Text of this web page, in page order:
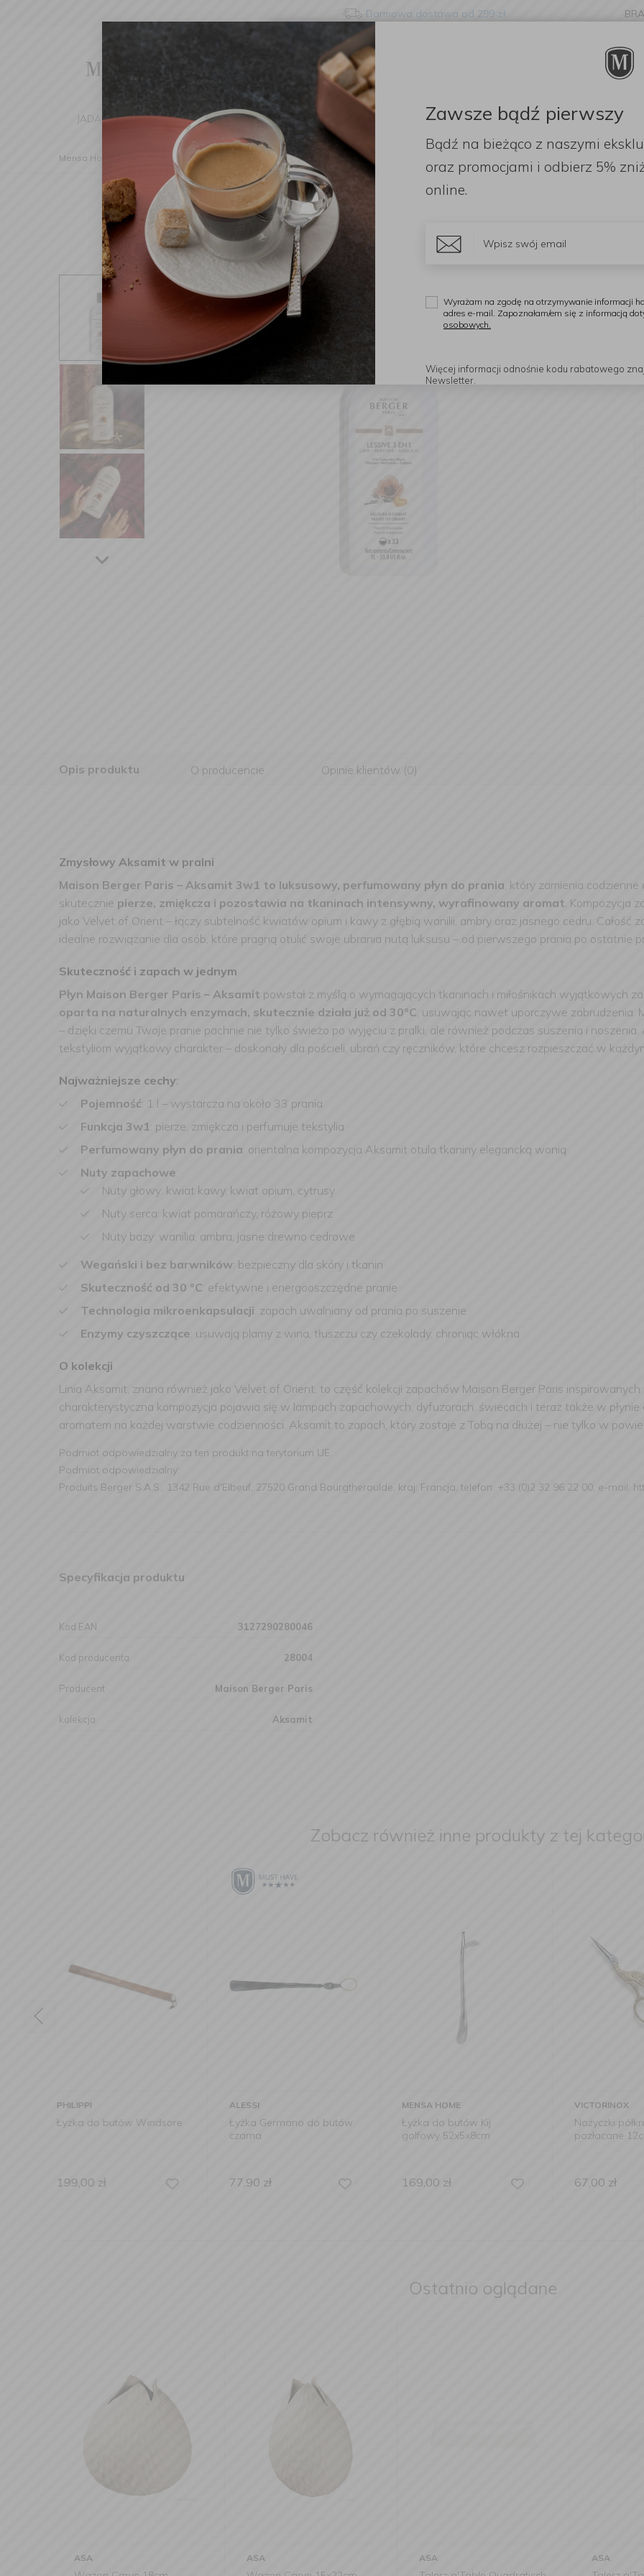
Darmowa dostawa od 299 zł
JADALNIA KUCHNIA DOM DEKORACJE ZAPACHY DODATKI OGRÓD
Mensa Home Pralnia Akcesoria Płyn do prania 3w1 "Aksamit" 1l
Opis produktu O producencie Opinie klientów (0)
Zmysłowy Aksamit w pralni
Maison Berger Paris – Aksamit 3w1 to luksusowy, perfumowany płyn do prania, który zamienia
skutecznie pierze, zmiękcza i pozostawia na tkaninach intensywny, wyrafinowany aromat. Kompozycja
jako Velvet of Orient – łączy subtelność kwiatów opium i kawy z głębią wanilii, ambry oraz jasnego cedru.
idealne rozwiązanie dla osób, które pragną otulić swoje ubrania nutą luksusu – od pierwszego prania po ostatnie
Skuteczność i zapach w jednym
Płyn Maison Berger Paris – Aksamit powstał z myślą o wymagających tkaninach i miłośnikach wyjątkowych
oparta na naturalnych enzymach, skutecznie działa już od 30°C, usuwając nawet uporczywe zabrudzenia.
– dzięki czemu Twoje pranie pachnie nie tylko świeżo po wyjęciu z pralki, ale również podczas suszenia i
tekstyliom wyjątkowy charakter – doskonały dla pościeli, ubrań czy ręczników, które chcesz rozpieszczać w
Najważniejsze cechy:
Pojemność: 1 l – wystarcza na około 33 prania
Funkcja 3w1: pierze, zmiękcza i perfumuje tekstylia
Perfumowany płyn do prania: orientalna kompozycja Aksamit otula tkaniny elegancką wonią
Nuty zapachowe:
Nuty głowy: kwiat kawy, kwiat opium, cytrusy
Nuty serca: kwiat pomarańczy, różowy pieprz
Nuty bazy: wanilia, ambra, jasne drewno cedrowe
Wegański i bez barwników: bezpieczny dla skóry i tkanin
Skuteczność od 30 °C: efektywne i energooszczędne pranie
Technologia mikroenkapsulacji: zapach uwalniany od prania po suszenie
Enzymy czyszczące: usuwają plamy z wina, tłuszczu czy czekolady, chroniąc włókna
O kolekcji
Linia Aksamit, znana również jako Velvet of Orient, to część kolekcji zapachów Maison Berger Paris
charakterystyczna kompozycja pojawia się w lampach zapachowych, dyfuzorach, świecach i teraz także w
aromatem na każdej warstwie codzienności. Aksamit to zapach, który zostaje z Tobą na dłużej – nie tylko w
Podmiot odpowiedzialny za ten produkt na terytorium UE:
Podmiot odpowiedzialny:
Produits Berger S.A.S., 1342 Rue d'Elbeuf, 27520 Grand Bourgtheroulde, kraj: Francja, telefon: +33 (0)2 32 96 22 00, e-mail:
Specyfikacja produktu
Kod EAN 3127290280046
Kod producenta 28004
Producent Maison Berger Paris
kolekcja Aksamit
Zobacz również inne produkty z tej
ALESSI
Łyżka Germano do butów
77,90
MENSA HOME
Łyżka do butów Kij
golfowy 52x5x8cm
169,00
VICTORINOX
Nożyczki półkrawieckie
pozłacane 12cm
67,00
MENSA
Stojak na
899,00
Ostatnio oglądane
ASA ASA ASA ASA
Change language?
We've detected that your browser language is not Polish. Would you
switch to the English version of our website?
Stay here Switch to
Zawsze bądź pierwszy
Bądź na bieżąco z naszymi
oraz promocjami i odbierz 5%
online.
Wyrażam na zgodę na otrzymywanie informacji
adres e-mail. Zapoznałam/em się z informacją
osobowych.
Więcej informacji odnośnie kodu rabatowego
Newsletter.